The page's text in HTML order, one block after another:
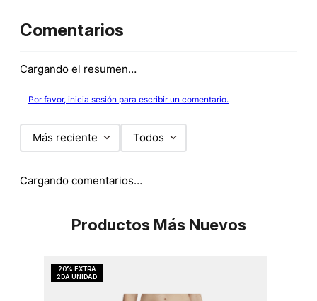
Comentarios
Cargando el resumen…
Por favor, inicia sesión para escribir un comentario.
Más reciente Todos
Cargando comentarios…
Productos Más Nuevos